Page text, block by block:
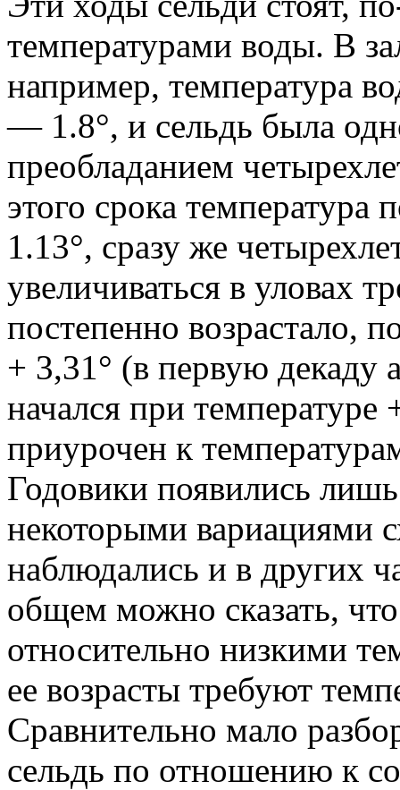
температурами воды. В
например, температура
— 1.8°, и сельдь была
преобладанием
этого срока
1.13°, сразу же
увеличиваться в уловах
постепенно возрастало,
+ 3,31° (в первую декаду
начался при
приурочен к
Годовики появились
некоторыми вариациями
наблюдались и в других
общем можно сказать, что
относительно низкими
ее возрасты требуют
Сравнительно мало
сельдь по отношению к